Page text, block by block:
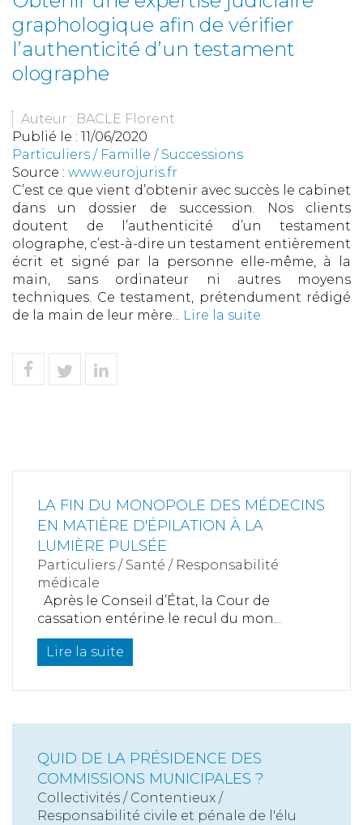
graphologique afin de vérifier
l’authenticité d’un testament
olographe
Auteur : BACLE Florent
Publié le : 11/06/2020
Particuliers / Famille / Successions
Source : www.eurojuris.fr
C’est ce que vient d’obtenir avec succès le cabinet
dans un dossier de succession. Nos clients
doutent de l’authenticité d’un testament
olographe, c’est-à-dire un testament entièrement
écrit et signé par la personne elle-même, à la
main, sans ordinateur ni autres moyens
techniques. Ce testament, prétendument rédigé
de la main de leur mère... Lire la suite
LA FIN DU MONOPOLE DES MÉDECINS
EN MATIÈRE D'ÉPILATION À LA
LUMIÈRE PULSÉE
Particuliers / Santé / Responsabilité
médicale
Après le Conseil d’État, la Cour de
cassation entérine le recul du mon...
Lire la suite
QUID DE LA PRÉSIDENCE DES
COMMISSIONS MUNICIPALES ?
Collectivités / Contentieux /
Responsabilité civile et pénale de l'élu